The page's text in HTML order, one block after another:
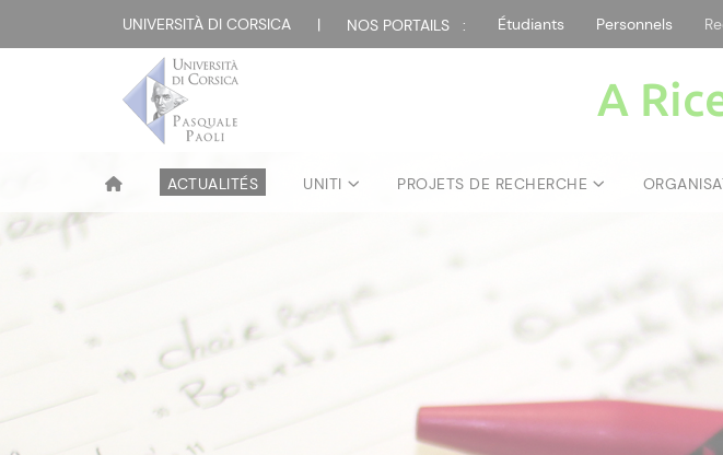
UNIVERSITÀ DI CORSICA | NOS PORTAILS : Étudiants Personnels
A
ACTUALITÉS UNITI PROJETS DE RECHERCHE